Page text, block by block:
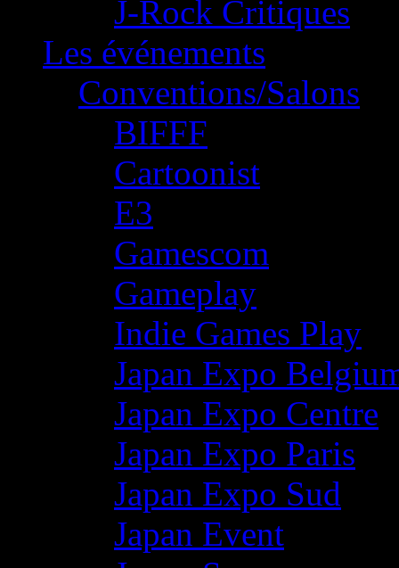
J-Rock Critiques
Les événements
Conventions/Salons
BIFFF
Cartoonist
E3
Gamescom
Gameplay
Indie Games Play
Japan Expo
Japan Expo Centre
Japan Expo Paris
Japan Expo Sud
Japan Event